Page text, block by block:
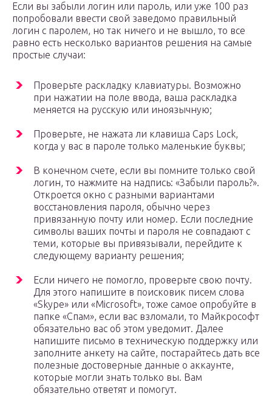
Если вы забыли логин или пароль, или уже 100 раз
попробовали ввести свой заведомо правильный
логин с паролем, но так ничего и не вышло, то все
равно есть несколько вариантов решения на самые
простые случаи:
Проверьте раскладку клавиатуры. Возможно
при нажатии на поле ввода, ваша раскладка
меняется на русскую или иноязычную;
Проверьте, не нажата ли клавиша Caps Lock,
когда у вас в пароле только маленькие буквы;
В конечном счете, если вы помните только свой
логин, то нажмите на надпись: «Забыли пароль?».
Откроется окно с разными вариантами
восстановления пароля, обычно через
привязанную почту или номер. Если последние
символы ваших почты и пароля не совпадают с
теми, которые вы привязывали, перейдите к
следующему варианту решения;
Если ничего не помогло, проверьте свою почту.
Для этого напишите в поисковик писем слова
«Skype» или «Microsoft», тоже самое опробуйте в
папке «Спам», если вас взломали, то Майкрософт
обязательно вас об этом уведомит. Далее
напишите письмо в техническую поддержку или
заполните анкету на сайте, постарайтесь дать все
полезные достоверные данные о аккаунте,
которые могли знать только вы. Вам
обязательно ответят и помогут.